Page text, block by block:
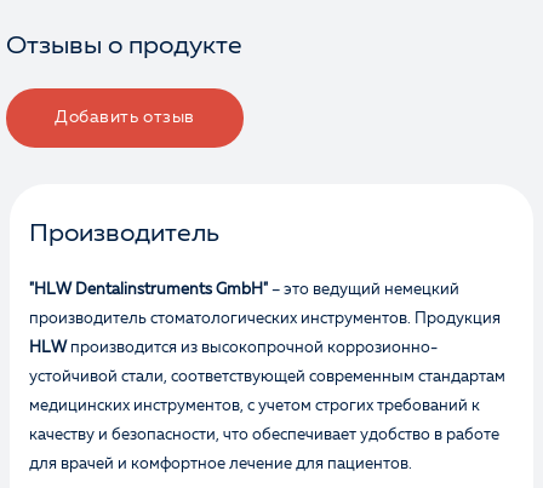
Отзывы о продукте
Добавить отзыв
Производитель
"HLW Dentalinstruments GmbH" – это ведущий немецкий
производитель стоматологических инструментов. Продукция
HLW производится из высокопрочной коррозионно-
устойчивой стали, соответствующей современным стандартам
медицинских инструментов, с учетом строгих требований к
качеству и безопасности, что обеспечивает удобство в работе
для врачей и комфортное лечение для пациентов.